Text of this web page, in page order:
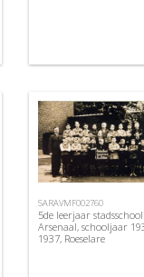
SARAVMF002760
5de leerjaar stadsschool
Arsenaal, schooljaar
1937, Roeselare